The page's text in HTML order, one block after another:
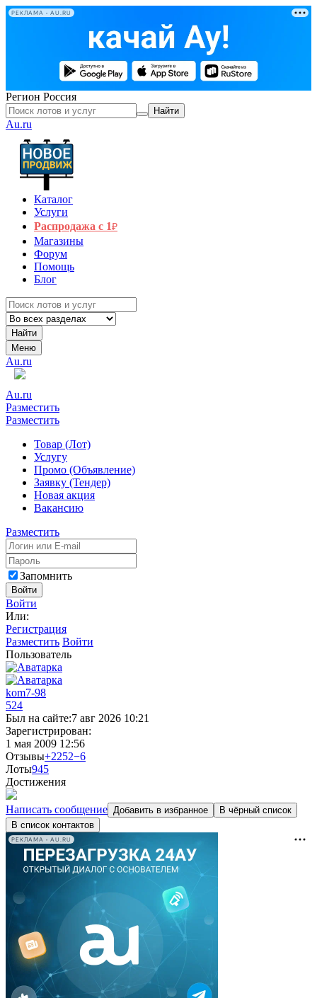
РЕКЛАМА • AU.RU
Регион Россия
Найти
Au.ru
Каталог
Услуги
Распродажа с 1₽
Магазины
Форум
Помощь
Блог
Найти
Меню
Au.ru
Au.ru
Разместить
Разместить
Товар (Лот)
Услугу
Промо (Объявление)
Заявку (Тендер)
Новая акция
Вакансию
Разместить
Запомнить
Войти
Войти
Или:
Регистрация
Разместить Войти
Пользователь
kom7-98
524
Был на сайте:7 авг 2026 10:21
Зарегистрирован:
1 мая 2009 12:56
Отзывы+2252−6
Лоты945
Достижения
Написать сообщение Добавить в избранное
В чёрный список
В список контактов
РЕКЛАМА • AU.RU